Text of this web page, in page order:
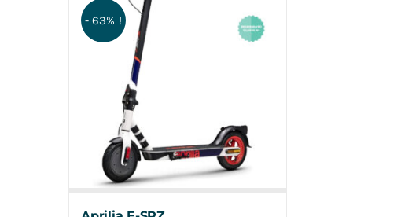
- 63% !